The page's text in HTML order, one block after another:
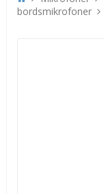
bordsmikrofoner